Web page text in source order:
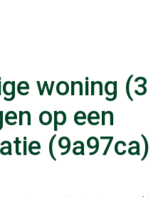
woning (3
op een
(9a97ca)